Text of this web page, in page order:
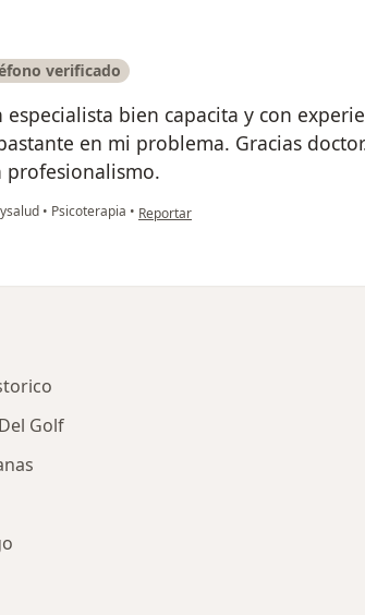
verificado
especialista bien capacita y con
en mi problema. Gracias
profesionalismo.
• Psicoterapia • en opinión del usuario Lea
Reportar
Golf